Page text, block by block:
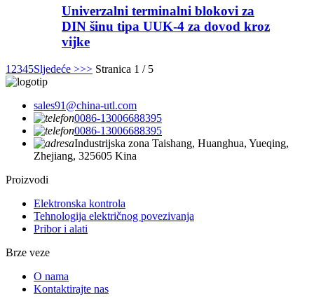
Univerzalni terminalni blokovi za
DIN šinu tipa UUK-4 za dovod kroz
vijke
1 2345Sljedeće >>> Stranica 1 / 5
sales91@china-utl.com
0086-13006688395
0086-13006688395
Industrijska zona Taishang, Huanghua, Yueqing,
Zhejiang, 325605 Kina
Proizvodi
Elektronska kontrola
Tehnologija električnog povezivanja
Pribor i alati
Brze veze
O nama
Kontaktirajte nas